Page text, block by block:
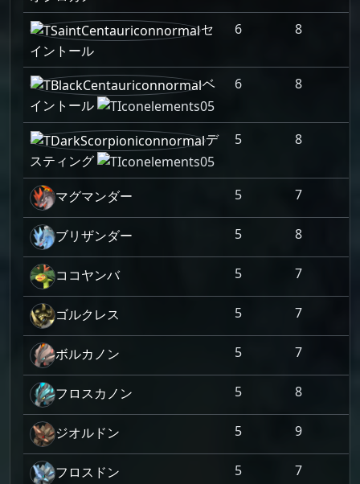
セ
イントール
6 8
ベ
イントール
6 8
デ
スティング
5 8
マグマンダー 5 7
ブリザンダー 5 8
ココヤンバ 5 7
ゴルクレス 5 7
ボルカノン 5 7
フロスカノン 5 8
ジオルドン 5 9
フロスドン 5 7